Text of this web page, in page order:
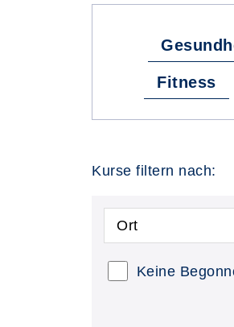
Fitness
Kurse filtern nach:
Ort
Keine